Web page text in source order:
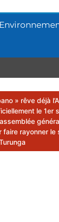
» rêve déjà
le 1er
rayonner le